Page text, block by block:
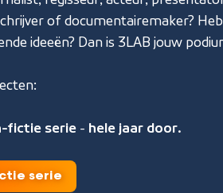
of documentairemaker? Heb
ideeën? Dan is 3LAB jouw
fictie serie - hele jaar door.
serie